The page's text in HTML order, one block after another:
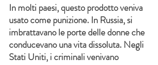
In molti paesi, questo prodotto veniva
usato come punizione. In Russia, si
imbrattavano le porte delle donne che
conducevano una vita dissoluta. Negli
Stati Uniti, i criminali venivano